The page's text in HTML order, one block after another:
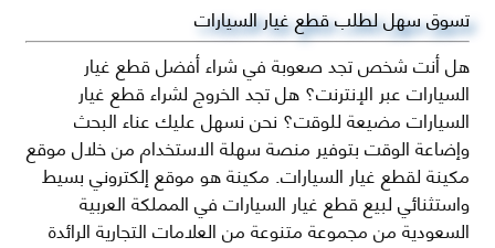
تسوق سهل لطلب قطع غيار السيارات
هل أنت شخص تجد صعوبة في شراء أفضل قطع غيار
السيارات عبر الإنترنت؟ هل تجد الخروج لشراء قطع غيار
السيارات مضيعة للوقت؟ نحن نسهل عليك عناء البحث
وإضاعة الوقت بتوفير منصة سهلة الاستخدام من خلال موقع
مكينة لقطع غيار السيارات. مكينة هو موقع إلكتروني بسيط
واستثنائي لبيع قطع غيار السيارات في المملكة العربية
السعودية من مجموعة متنوعة من العلامات التجارية الرائدة